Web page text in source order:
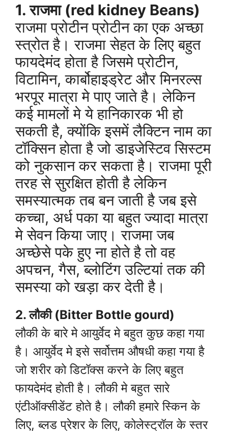
1. राजमा (red kidney Beans)
राजमा प्रोटीन प्रोटीन का एक अच्छा
स्त्रोत है। राजमा सेहत के लिए बहुत
फायदेमंद होता है जिसमे प्रोटीन,
विटामिन, कार्बोहाइड्रेट और मिनरल्स
भरपूर मात्रा मे पाए जाते है। लेकिन
कई मामलों मे ये हानिकारक भी हो
सकती है, क्योंकि इसमें लैक्टिन नाम का
टॉक्सिन होता है जो डाइजेस्टिव सिस्टम
को नुकसान कर सकता है। राजमा पूरी
तरह से सुरक्षित होती है लेकिन
समस्यात्मक तब बन जाती है जब इसे
कच्चा, अर्ध पका या बहुत ज्यादा मात्रा
मे सेवन किया जाए। राजमा जब
अच्छेसे पके हुए ना होते है तो वह
अपचन, गैस, ब्लोटिंग उल्टियां तक की
समस्या को खड़ा कर देती है।
2. लौकी (Bitter Bottle gourd)
लौकी के बारे मे आयुर्वेद मे बहुत कुछ कहा गया
है। आयुर्वेद मे इसे सर्वोत्तम औषधी कहा गया है
जो शरीर को डिटॉक्स करने के लिए बहुत
फायदेमंद होती है। लौकी मे बहुत सारे
एंटीऑक्सीडेंट होते है। लौकी हमारे स्किन के
लिए, ब्लड प्रेशर के लिए, कोलेस्ट्रॉल के स्तर